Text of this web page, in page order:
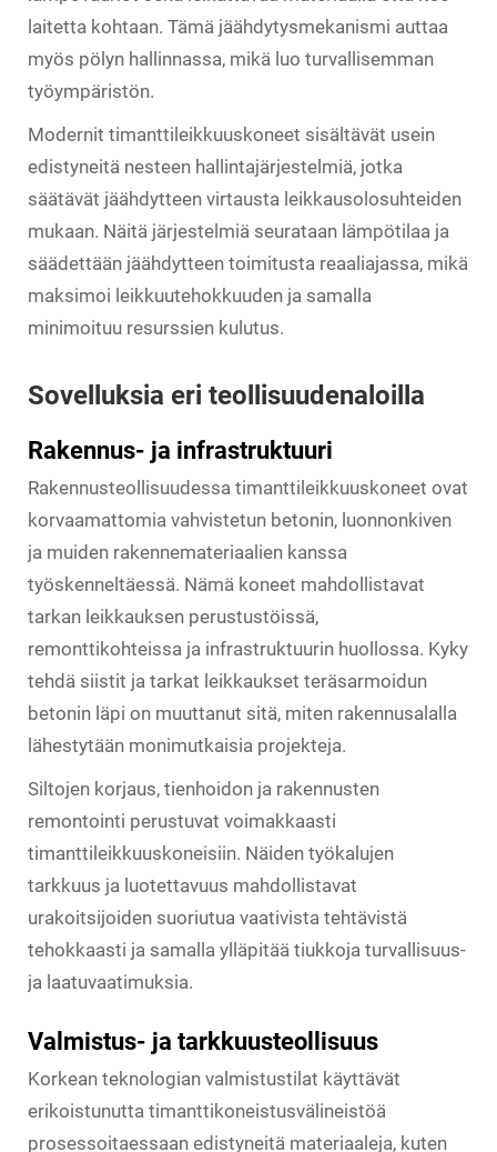
laitetta kohtaan. Tämä jäähdytysmekanismi auttaa
myös pölyn hallinnassa, mikä luo turvallisemman
työympäristön.
Modernit timanttileikkuuskoneet sisältävät usein
edistyneitä nesteen hallintajärjestelmiä, jotka
säätävät jäähdytteen virtausta leikkausolosuhteiden
mukaan. Näitä järjestelmiä seurataan lämpötilaa ja
säädettään jäähdytteen toimitusta reaaliajassa, mikä
maksimoi leikkuutehokkuuden ja samalla
minimoituu resurssien kulutus.
Sovelluksia eri teollisuudenaloilla
Rakennus- ja infrastruktuuri
Rakennusteollisuudessa timanttileikkuuskoneet ovat
korvaamattomia vahvistetun betonin, luonnonkiven
ja muiden rakennemateriaalien kanssa
työskenneltäessä. Nämä koneet mahdollistavat
tarkan leikkauksen perustustöissä,
remonttikohteissa ja infrastruktuurin huollossa. Kyky
tehdä siistit ja tarkat leikkaukset teräsarmoidun
betonin läpi on muuttanut sitä, miten rakennusalalla
lähestytään monimutkaisia projekteja.
Siltojen korjaus, tienhoidon ja rakennusten
remontointi perustuvat voimakkaasti
timanttileikkuuskoneisiin. Näiden työkalujen
tarkkuus ja luotettavuus mahdollistavat
urakoitsijoiden suoriutua vaativista tehtävistä
tehokkaasti ja samalla ylläpitää tiukkoja turvallisuus-
ja laatuvaatimuksia.
Valmistus- ja tarkkuusteollisuus
Korkean teknologian valmistustilat käyttävät
erikoistunutta timanttikoneistusvälineistöä
prosessoitaessaan edistyneitä materiaaleja, kuten